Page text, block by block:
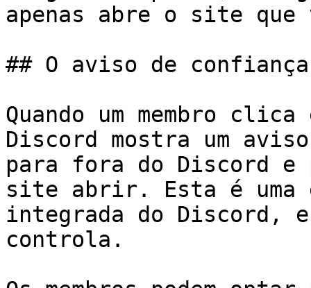
apenas abre o site
## O aviso de
Quando um membro
Discord mostra um
para fora do Discord e
site abrir. Esta é uma
integrada do Discord,
controla.